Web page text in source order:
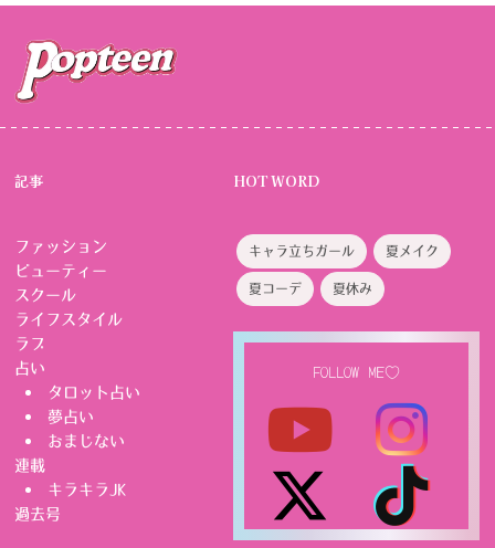
記事
ファッション
ビューティー
スクール
ライフスタイル
ラブ
占い
タロット占い
夢占い
おまじない
連載
キラキラJK
過去号
HOT WORD
キャラ立ちガール 夏メイク
夏コーデ 夏休み
FOLLOW ME♡